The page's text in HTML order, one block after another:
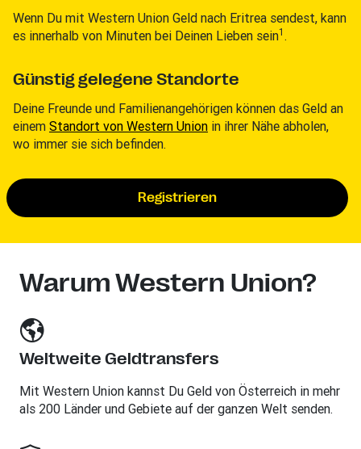
Wenn Du mit Western Union Geld nach Eritrea sendest, kann
es innerhalb von Minuten bei Deinen Lieben sein1 .
Günstig gelegene Standorte
Deine Freunde und Familienangehörigen können das Geld an
einem Standort von Western Union in ihrer Nähe abholen,
wo immer sie sich befinden.
Registrieren
Warum Western Union?
Weltweite Geldtransfers
Mit Western Union kannst Du Geld von Österreich in mehr
als 200 Länder und Gebiete auf der ganzen Welt senden.